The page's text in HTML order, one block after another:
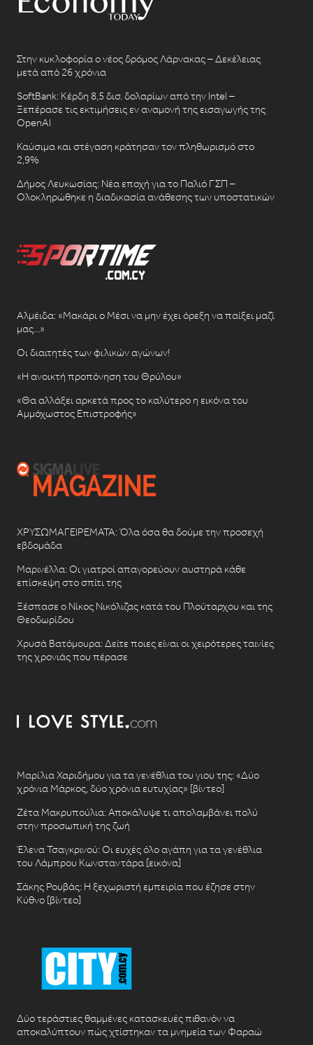
Στην κυκλοφορία ο νέος δρόμος Λάρνακας – Δεκέλειας
μετά από 26 χρόνια
SoftBank: Κέρδη 8,5 δισ. δολαρίων από την Intel –
Ξεπέρασε τις εκτιμήσεις εν αναμονή της εισαγωγής της
OpenAI
Καύσιμα και στέγαση κράτησαν τον πληθωρισμό στο
2,9%
Δήμος Λευκωσίας: Νέα εποχή για το Παλιό ΓΣΠ –
Ολοκληρώθηκε η διαδικασία ανάθεσης των υποστατικών
Αλμέιδα: «Μακάρι ο Μέσι να μην έχει όρεξη να παίξει μαζί
μας…»
Οι διαιτητές των φιλικών αγώνων!
«Η ανοικτή προπόνηση του Θρύλου»
«Θα αλλάξει αρκετά προς το καλύτερο η εικόνα του
Αμμόχωστος Επιστροφής»
ΧΡΥΣΩΜΑΓΕΙΡΕΜΑΤΑ: Όλα όσα θα δούμε την προσεχή
εβδομάδα
Μαρινέλλα: Οι γιατροί απαγορεύουν αυστηρά κάθε
επίσκεψη στο σπίτι της
Ξέσπασε ο Νίκος Νικόλιζας κατά του Πλούταρχου και της
Θεοδωρίδου
Χρυσά Βατόμουρα: Δείτε ποιες είναι οι χειρότερες ταινίες
της χρονιάς που πέρασε
Μαρίλια Χαριδήμου για τα γενέθλια του γιου της: «Δύο
χρόνια Μάρκος, δύο χρόνια ευτυχίας» [βίντεο]
Ζέτα Μακρυπούλια: Αποκάλυψε τι απολαμβάνει πολύ
στην προσωπική της ζωή
Έλενα Τσαγκρινού: Οι ευχές όλο αγάπη για τα γενέθλια
του Λάμπρου Κωνσταντάρα [εικόνα]
Σάκης Ρουβάς: Η ξεχωριστή εμπειρία που έζησε στην
Κύθνο [βίντεο]
Δύο τεράστιες θαμμένες κατασκευές πιθανόν να
αποκαλύπτουν πώς χτίστηκαν τα μνημεία των Φαραώ